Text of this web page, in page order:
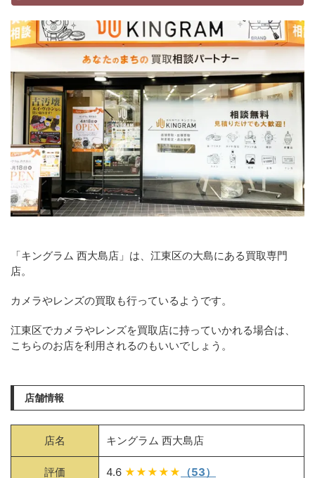
「キングラム 西大島店」は、江東区の大島にある買取専門
店。
カメラやレンズの買取も行っているようです。
江東区でカメラやレンズを買取店に持っていかれる場合は、
こちらのお店を利用されるのもいいでしょう。
店舗情報
店名 キングラム 西大島店
評価 4.6 ★★★★★ （53）